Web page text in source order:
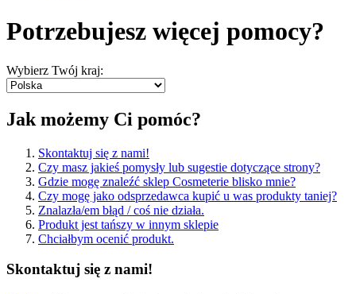
Potrzebujesz więcej pomocy?
Wybierz Twój kraj:
Jak możemy Ci pomóc?
Skontaktuj się z nami!
Czy masz jakieś pomysły lub sugestie dotyczące strony?
Gdzie mogę znaleźć sklep Cosmeterie blisko mnie?
Czy mogę jako odsprzedawca kupić u was produkty taniej?
Znalazła/em błąd / coś nie działa.
Produkt jest tańszy w innym sklepie
Chciałbym ocenić produkt.
Skontaktuj się z nami!